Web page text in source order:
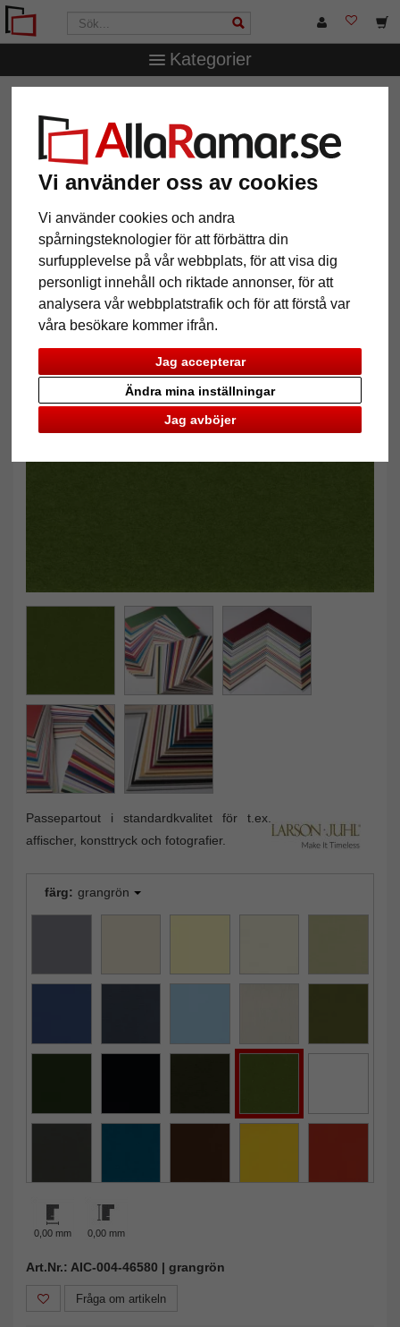
Vi använder oss av cookies
Vi använder cookies och andra
spårningsteknologier för att förbättra din
surfupplevelse på vår webbplats, för att visa dig
personligt innehåll och riktade annonser, för att
analysera vår webbplatstrafik och för att förstå var
våra besökare kommer ifrån.
Jag accepterar
Jag avböjer
Ändra mina inställningar
Kategorier
passepartout måttbeställd
1,6 mm WhiteCore passepartout
måttbeställd
Pictures
Passepartout i standardkvalitet för t.ex.
affischer, konsttryck och fotografier.
färg: grangrön
0,00 mm 0,00 mm
Art.Nr.: AIC-004-46580 | grangrön
Fråga om artikeln